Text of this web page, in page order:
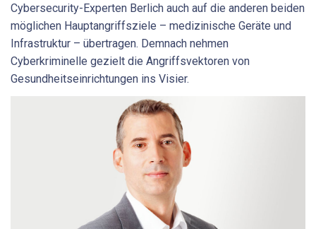
Cybersecurity-Experten Berlich auch auf die anderen beiden
möglichen Hauptangriffsziele – medizinische Geräte und
Infrastruktur – übertragen. Demnach nehmen
Cyberkriminelle gezielt die Angriffsvektoren von
Gesundheitseinrichtungen ins Visier.